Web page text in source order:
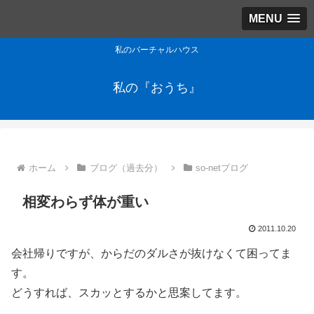
MENU
私のバーチャルハウス
私の『おうち』
ホーム ブログ（過去分） so-netブログ
相変わらず体が重い
2011.10.20
会社帰りですが、からだのダルさが抜けなくて困ってま
す。
どうすれば、スカッとするかと思案してます。